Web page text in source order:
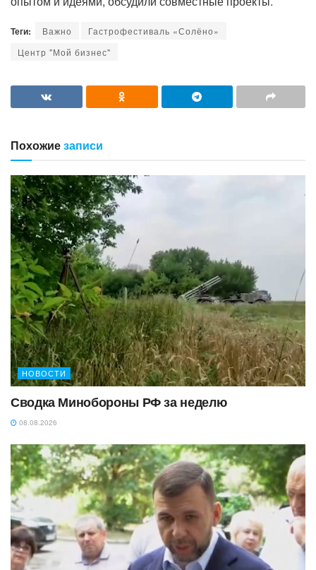
Теги: Важно
Гастрофестиваль «Солёно»
Центр "Мой бизнес"
Похожиезаписи
НОВОСТИ
Сводка Минобороны РФ за неделю
08.08.2026